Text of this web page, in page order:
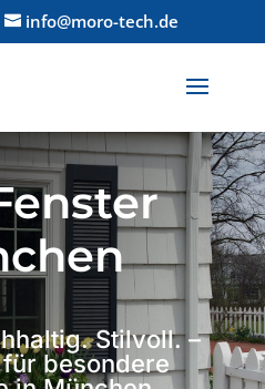
info@moro-tech.de
Stilvoll. –
besondere